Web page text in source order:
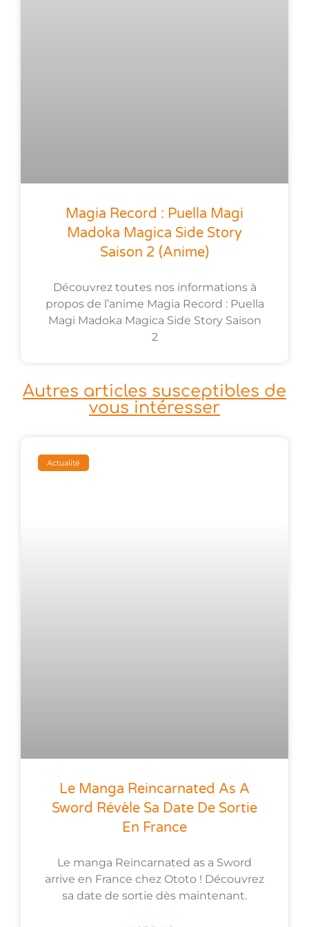
Magia Record : Puella Magi
Madoka Magica Side Story
Saison 2 (anime)
Découvrez toutes nos informations à
propos de l’anime Magia Record : Puella
Magi Madoka Magica Side Story Saison
2
Autres articles susceptibles de
vous intéresser
Actualité
Le Manga Reincarnated As A
Sword Révèle Sa Date De Sortie
En France
Le manga Reincarnated as a Sword
arrive en France chez Ototo ! Découvrez
sa date de sortie dès maintenant.